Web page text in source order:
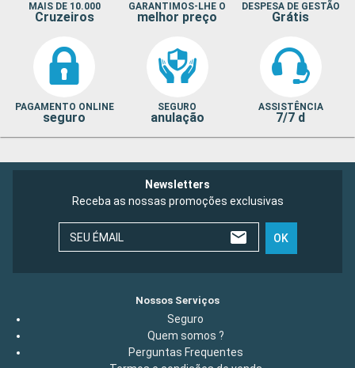
MAIS DE 10.000
Cruzeiros
GARANTIMOS-LHE O
melhor preço
DESPESA DE GESTÃO
Grátis
PAGAMENTO ONLINE
seguro
SEGURO
anulação
ASSISTÊNCIA
7/7 d
Newsletters
Receba as nossas promoções exclusivas
SEU ÉMAIL OK
Nossos Serviços
Seguro
Quem somos ?
Perguntas Frequentes